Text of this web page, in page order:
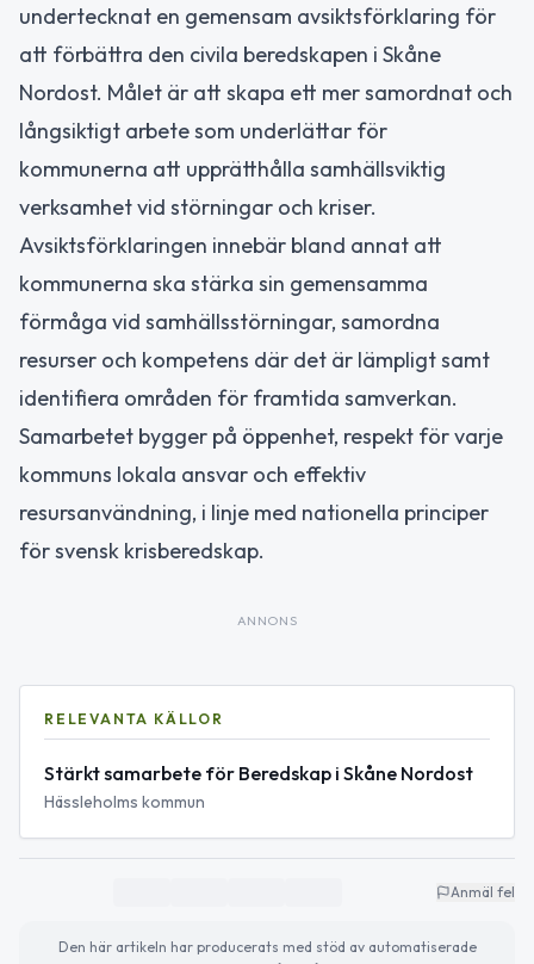
undertecknat en gemensam avsiktsförklaring för
att förbättra den civila beredskapen i Skåne
Nordost. Målet är att skapa ett mer samordnat och
långsiktigt arbete som underlättar för
kommunerna att upprätthålla samhällsviktig
verksamhet vid störningar och kriser.
Avsiktsförklaringen innebär bland annat att
kommunerna ska stärka sin gemensamma
förmåga vid samhällsstörningar, samordna
resurser och kompetens där det är lämpligt samt
identifiera områden för framtida samverkan.
Samarbetet bygger på öppenhet, respekt för varje
kommuns lokala ansvar och effektiv
resursanvändning, i linje med nationella principer
för svensk krisberedskap.
ANNONS
RELEVANTA KÄLLOR
Stärkt samarbete för Beredskap i Skåne Nordost
Hässleholms kommun
Anmäl fel
Den här artikeln har producerats med stöd av automatiserade